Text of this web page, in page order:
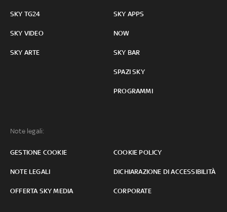
SKY TG24
SKY VIDEO
SKY ARTE
SKY APPS
NOW
SKY BAR
SPAZI SKY
PROGRAMMI
Note legali:
GESTIONE COOKIE COOKIE POLICY
NOTE LEGALI DICHIARAZIONE DI ACCESSIBILITÀ
OFFERTA SKY MEDIA CORPORATE